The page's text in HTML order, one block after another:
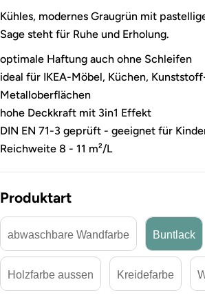
Kühles, modernes Graugrün mit
Sage steht für Ruhe und Erholung.
optimale Haftung auch ohne Schleifen
ideal für IKEA-Möbel, Küchen,
Metalloberflächen
hohe Deckkraft mit 3in1 Effekt
DIN EN 71-3 geprüft - geeignet für
Reichweite 8 - 11 m²/L
Produktart
abwaschbare Wandfarbe Buntlack
Holzfarbe aussen Kreidefarbe